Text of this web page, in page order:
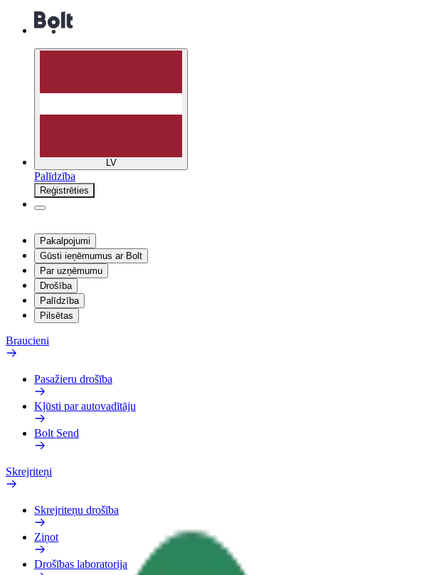
LV
Palīdzība
Reģistrēties
Pakalpojumi
Gūsti ieņēmumus ar Bolt
Par uzņēmumu
Drošība
Palīdzība
Pilsētas
Braucieni
Pasažieru drošība
Kļūsti par autovadītāju
Bolt Send
Skrejriteņi
Skrejriteņu drošība
Ziņot
Drošības laboratorija